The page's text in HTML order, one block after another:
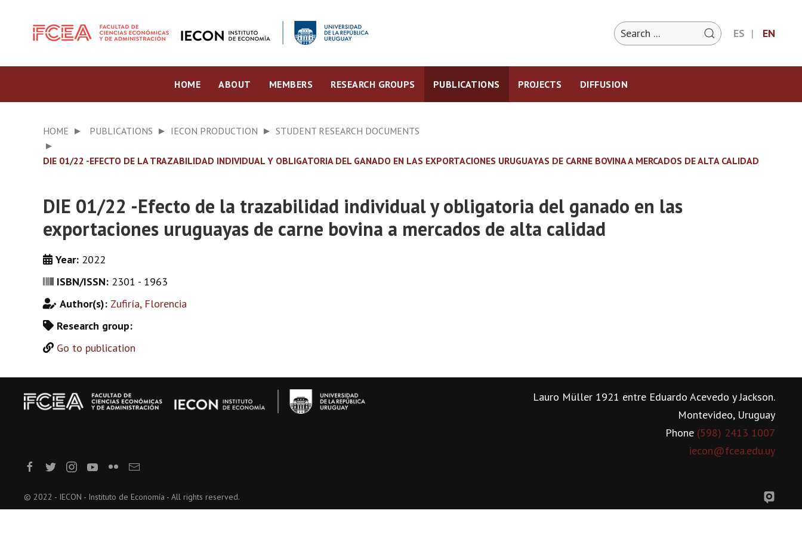
ES EN
HOME ABOUT MEMBERS RESEARCH GROUPS PUBLICATIONS PROJECTS DIFFUSION
HOME PUBLICATIONS IECON PRODUCTION STUDENT RESEARCH DOCUMENTS
DIE 01/22 -EFECTO DE LA TRAZABILIDAD INDIVIDUAL Y OBLIGATORIA DEL GANADO EN LAS EXPORTACIONES URUGUAYAS DE CARNE BOVINA A MERCADOS DE ALTA CALIDAD
DIE 01/22 -Efecto de la trazabilidad individual y obligatoria del ganado en las
exportaciones uruguayas de carne bovina a mercados de alta calidad
Year: 2022
ISBN/ISSN: 2301 - 1963
Author(s): Zufiría, Florencia
Research group:
Go to publication
Lauro Müller 1921 entre Eduardo Acevedo y Jackson.
Montevideo, Uruguay
Phone (598) 2413 1007
iecon@fcea.edu.uy
© 2022 - IECON - Instituto de Economía - All rights reserved.